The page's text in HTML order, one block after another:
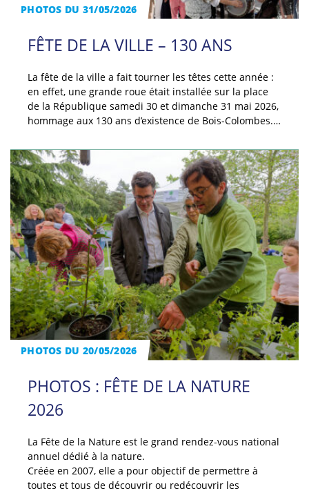
PHOTOS DU 31/05/2026
FÊTE DE LA VILLE – 130 ANS
La fête de la ville a fait tourner les têtes cette année :
en effet, une grande roue était installée sur la place
de la République samedi 30 et dimanche 31 mai 2026,
hommage aux 130 ans d’existence de Bois-Colombes.…
PHOTOS DU 20/05/2026
PHOTOS : FÊTE DE LA NATURE
2026
La Fête de la Nature est le grand rendez-vous national
annuel dédié à la nature.
Créée en 2007, elle a pour objectif de permettre à
toutes et tous de découvrir ou redécouvrir les